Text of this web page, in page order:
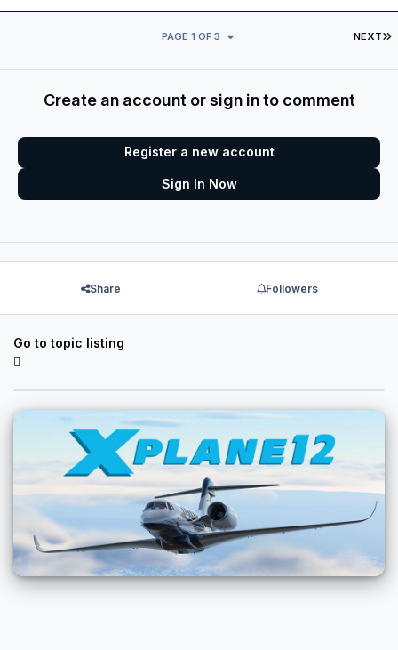
NEXT
PAGE 1 OF 3
Create an account or sign in to comment
Register a new account
Sign In Now
Share Followers
Go to topic listing